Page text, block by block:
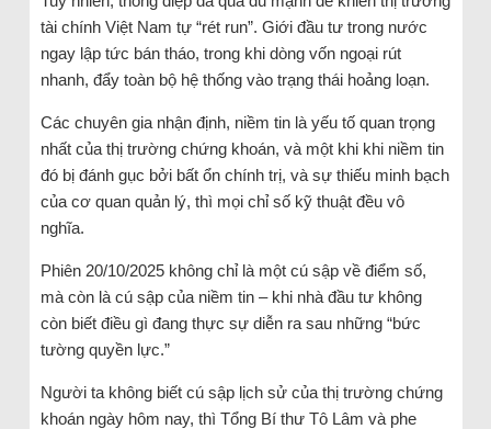
tài chính Việt Nam tự “rét run”. Giới đầu tư trong nước
ngay lập tức bán tháo, trong khi dòng vốn ngoại rút
nhanh, đẩy toàn bộ hệ thống vào trạng thái hoảng loạn.
Các chuyên gia nhận định, niềm tin là yếu tố quan trọng
nhất của thị trường chứng khoán, và một khi khi niềm tin
đó bị đánh gục bởi bất ổn chính trị, và sự thiếu minh bạch
của cơ quan quản lý, thì mọi chỉ số kỹ thuật đều vô
nghĩa.
Phiên 20/10/2025 không chỉ là một cú sập về điểm số,
mà còn là cú sập của niềm tin – khi nhà đầu tư không
còn biết điều gì đang thực sự diễn ra sau những “bức
tường quyền lực.”
Người ta không biết cú sập lịch sử của thị trường chứng
khoán ngày hôm nay, thì Tổng Bí thư Tô Lâm và phe